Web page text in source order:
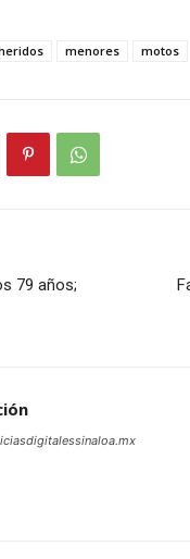
menores motos
79 años;